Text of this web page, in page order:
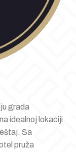
grada
idealnoj lokaciji
Sa
pruža